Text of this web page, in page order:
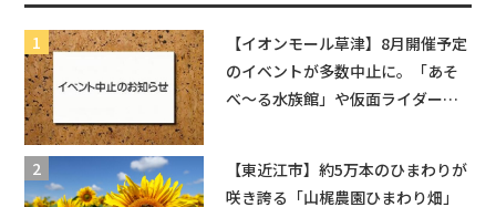
【イオンモール草津】8月開催予定
のイベントが多数中止に。「あそ
べ〜る水族館」や仮面ライダーシ
【東近江市】約5万本のひまわりが
咲き誇る「山梶農園ひまわり畑」